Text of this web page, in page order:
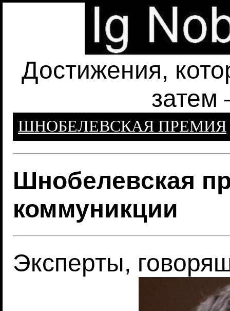
Достижения,
затем
ШНОБЕЛЕВСКАЯ ПРЕМИЯ
Шнобелевская
коммуникции
Эксперты,